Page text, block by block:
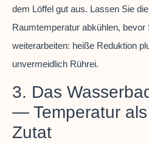
dem Löffel gut aus. Lassen Sie
Raumtemperatur abkühlen, bevor
weiterarbeiten: heiße Reduktion
unvermeidlich Rührei.
3. Das
— Temperatur
Zutat